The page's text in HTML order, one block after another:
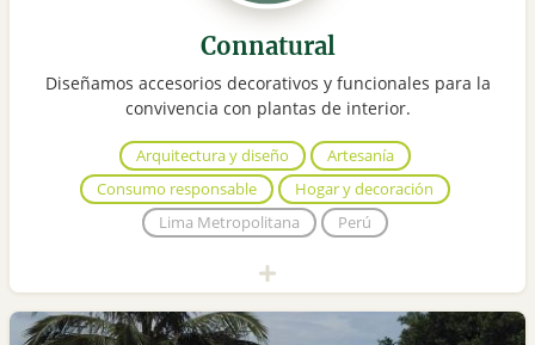
Connatural
Diseñamos accesorios decorativos y funcionales para la
convivencia con plantas de interior.
Arquitectura y diseño
Artesanía
Consumo responsable
Hogar y decoración
Lima Metropolitana
Perú